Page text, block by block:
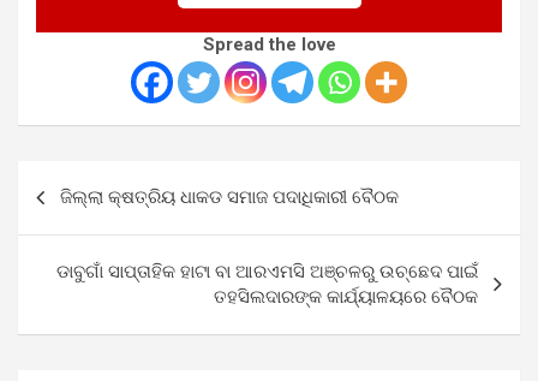
Spread the love
navigation
ଜିଲ୍ଲା କ୍ଷତ୍ରିୟ ଧାକଡ ସମାଜ ପଦାଧିକାରୀ ବୈଠକ
ଡାବୁଗାଁ ସାପ୍ତାହିକ ହାଟା ବା ଆରଏମସି ଅଞ୍ଚଳରୁ ଉଚ୍ଛେଦ ପାଇଁ
ତହସିଲଦାରଙ୍କ କାର୍ଯ୍ୟାଳୟରେ ବୈଠକ